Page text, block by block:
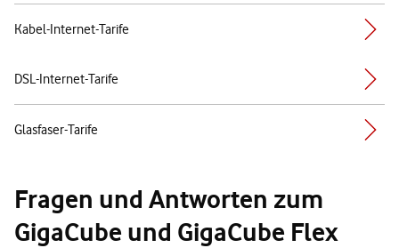
Kabel-Internet-Tarife
DSL-Internet-Tarife
Glasfaser-Tarife
Fragen und Antworten zum
GigaCube und GigaCube Flex